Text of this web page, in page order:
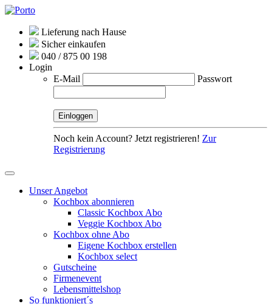
Lieferung nach Hause
Sicher einkaufen
040 / 875 00 198
Login
E-Mail
Passwort
Noch kein Account? Jetzt registrieren! Zur
Registrierung
Unser Angebot
Kochbox abonnieren
Classic Kochbox Abo
Veggie Kochbox Abo
Kochbox ohne Abo
Eigene Kochbox erstellen
Kochbox select
Gutscheine
Firmenevent
Lebensmittelshop
So funktioniert´s